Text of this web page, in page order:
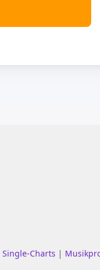
Single-Charts |